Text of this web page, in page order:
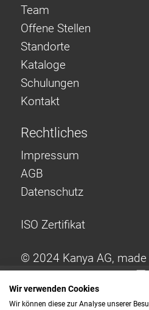
Team
Offene Stellen
Standorte
Kataloge
Schulungen
Kontakt
Rechtliches
Impressum
AGB
Datenschutz
ISO Zertifikat
© 2024 Kanya AG,
Wir verwenden Cookies
Wir können diese zur Analyse unserer